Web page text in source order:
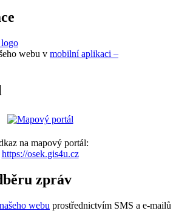
webu v mobilní aplikaci –
na mapový portál:
https://osek.gis4u.cz
zpráv
webu prostřednictvím SMS a e-mailů